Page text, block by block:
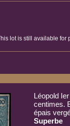
lot is still available for
Léopold
centimes.
épais
Superbe